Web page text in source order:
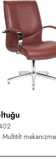
mekanizma